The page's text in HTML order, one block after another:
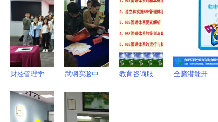
集训，助力
服装设计梦
想起航
不停歇——
辽宁科技学
院扎实推进
本科教育教
学审核评估
街道社区，
教育咨询服
家门口
走实城乡一
体发展之路
财经管理学
蝶基地第10
期订单班招
武钢实验中
启动教育咨
询，武汉小
教育咨询服
全脑潜能开